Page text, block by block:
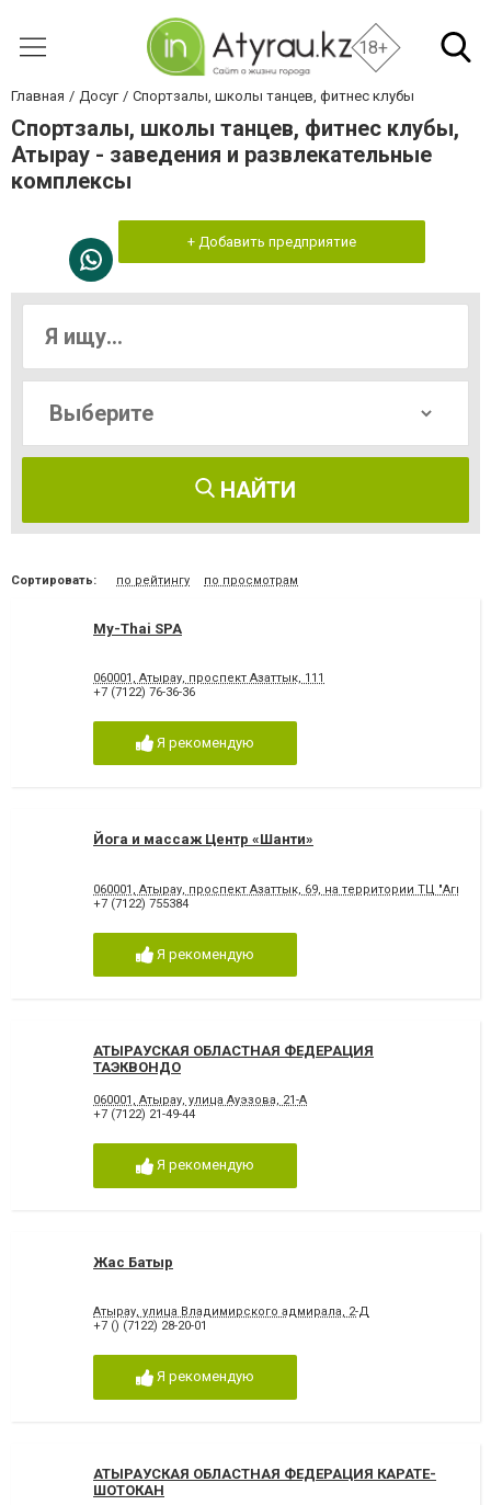
18+
Главная Досуг Спортзалы, школы танцев, фитнес клубы
Спортзалы, школы танцев, фитнес клубы,
Атырау - заведения и развлекательные
комплексы
+ Добавить предприятие
НАЙТИ
Сортировать: по рейтингу по просмотрам
My-Thai SPA
060001, Атырау, проспект Азаттык, 111
+7 (7122) 76-36-36
Я рекомендую
Йога и массаж Центр «Шанти»
060001, Атырау, проспект Азаттык, 69, на территории ТЦ "Агила"
+7 (7122) 755384
Я рекомендую
АТЫРАУСКАЯ ОБЛАСТНАЯ ФЕДЕРАЦИЯ
ТАЭКВОНДО
060001, Атырау, улица Ауэзова, 21-А
+7 (7122) 21-49-44
Я рекомендую
Жас Батыр
Атырау, улица Владимирского адмирала, 2-Д
+7 () (7122) 28-20-01
Я рекомендую
АТЫРАУСКАЯ ОБЛАСТНАЯ ФЕДЕРАЦИЯ КАРАТЕ-
ШОТОКАН